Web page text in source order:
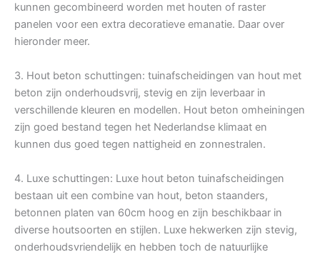
kunnen gecombineerd worden met houten of raster
panelen voor een extra decoratieve emanatie. Daar over
hieronder meer.
3. Hout beton schuttingen: tuinafscheidingen van hout met
beton zijn onderhoudsvrij, stevig en zijn leverbaar in
verschillende kleuren en modellen. Hout beton omheiningen
zijn goed bestand tegen het Nederlandse klimaat en
kunnen dus goed tegen nattigheid en zonnestralen.
4. Luxe schuttingen: Luxe hout beton tuinafscheidingen
bestaan uit een combine van hout, beton staanders,
betonnen platen van 60cm hoog en zijn beschikbaar in
diverse houtsoorten en stijlen. Luxe hekwerken zijn stevig,
onderhoudsvriendelijk en hebben toch de natuurlijke